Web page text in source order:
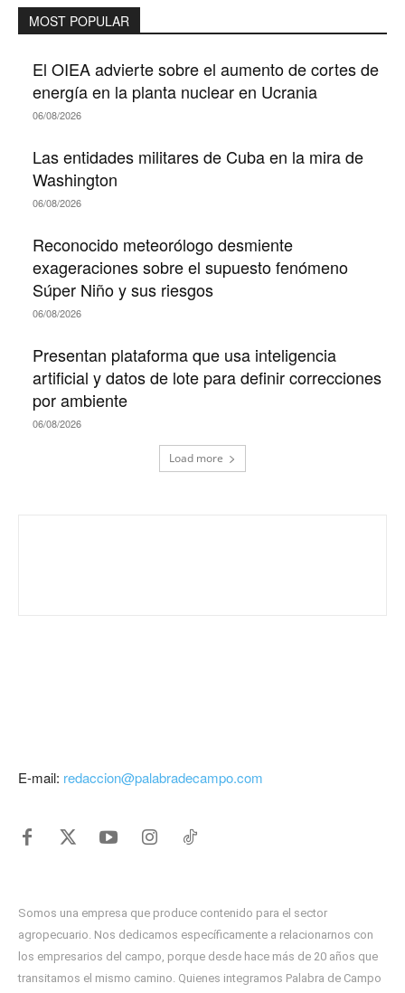
MOST POPULAR
El OIEA advierte sobre el aumento de cortes de
energía en la planta nuclear en Ucrania
06/08/2026
Las entidades militares de Cuba en la mira de
Washington
06/08/2026
Reconocido meteorólogo desmiente
exageraciones sobre el supuesto fenómeno
Súper Niño y sus riesgos
06/08/2026
Presentan plataforma que usa inteligencia
artificial y datos de lote para definir correcciones
por ambiente
06/08/2026
Load more
E-mail: redaccion@palabradecampo.com
Somos una empresa que produce contenido para el sector
agropecuario. Nos dedicamos específicamente a relacionarnos con
los empresarios del campo, porque desde hace más de 20 años que
transitamos el mismo camino. Quienes integramos Palabra de Campo